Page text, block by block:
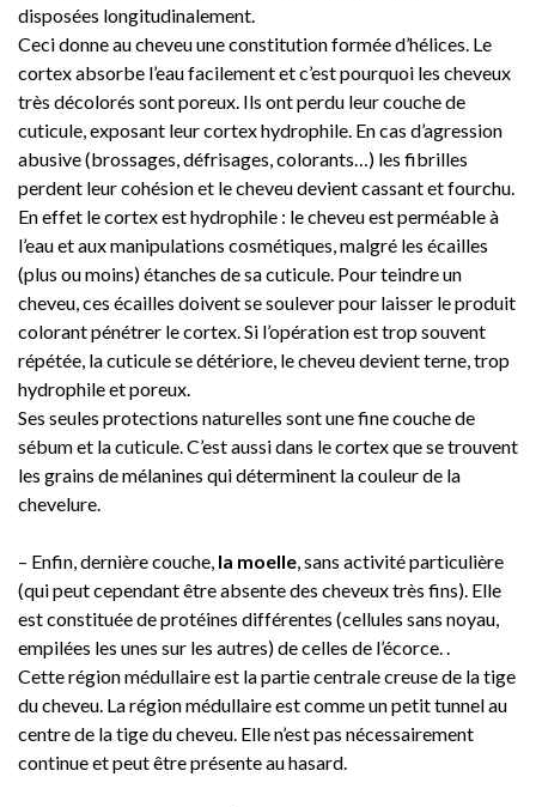
disposées longitudinalement.
Ceci donne au cheveu une constitution formée d’hélices. Le
cortex absorbe l’eau facilement et c’est pourquoi les cheveux
très décolorés sont poreux. Ils ont perdu leur couche de
cuticule, exposant leur cortex hydrophile. En cas d’agression
abusive (brossages, défrisages, colorants…) les fibrilles
perdent leur cohésion et le cheveu devient cassant et fourchu.
En effet le cortex est hydrophile : le cheveu est perméable à
l’eau et aux manipulations cosmétiques, malgré les écailles
(plus ou moins) étanches de sa cuticule. Pour teindre un
cheveu, ces écailles doivent se soulever pour laisser le produit
colorant pénétrer le cortex. Si l’opération est trop souvent
répétée, la cuticule se détériore, le cheveu devient terne, trop
hydrophile et poreux.
Ses seules protections naturelles sont une fine couche de
sébum et la cuticule. C’est aussi dans le cortex que se trouvent
les grains de mélanines qui déterminent la couleur de la
chevelure.
– Enfin, dernière couche, la moelle, sans activité particulière
(qui peut cependant être absente des cheveux très fins). Elle
est constituée de protéines différentes (cellules sans noyau,
empilées les unes sur les autres) de celles de l’écorce. .
Cette région médullaire est la partie centrale creuse de la tige
du cheveu. La région médullaire est comme un petit tunnel au
centre de la tige du cheveu. Elle n’est pas nécessairement
continue et peut être présente au hasard.